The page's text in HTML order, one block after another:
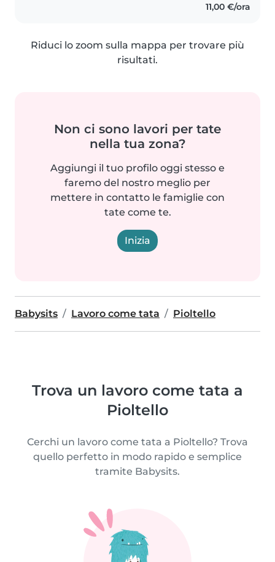
11,00 €/ora
Riduci lo zoom sulla mappa per trovare più
risultati.
Non ci sono lavori per tate
nella tua zona?
Aggiungi il tuo profilo oggi stesso e
faremo del nostro meglio per
mettere in contatto le famiglie con
tate come te.
Inizia
Babysits Lavoro come tata Pioltello
Trova un lavoro come tata a
Pioltello
Cerchi un lavoro come tata a Pioltello? Trova
quello perfetto in modo rapido e semplice
tramite Babysits.